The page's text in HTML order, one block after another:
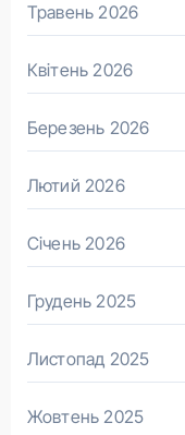
Травень 2026
Квітень 2026
Березень 2026
Лютий 2026
Січень 2026
Грудень 2025
Листопад 2025
Жовтень 2025